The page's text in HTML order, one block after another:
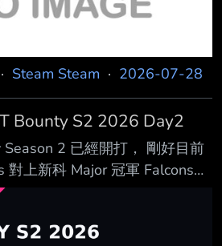
· Steam Steam · 2026-07-28
Bounty S2 2026 Day2
2 已經開打， 剛好目前
對上新科 Major 冠軍 Falcons，
CS2 的板友一起聊。 賽事期
參賽隊伍：32 隊 總獎金：
比賽項目：Counter-Strike 2 前